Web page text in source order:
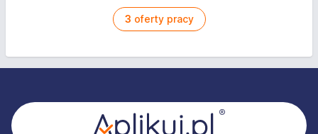
3 oferty pracy